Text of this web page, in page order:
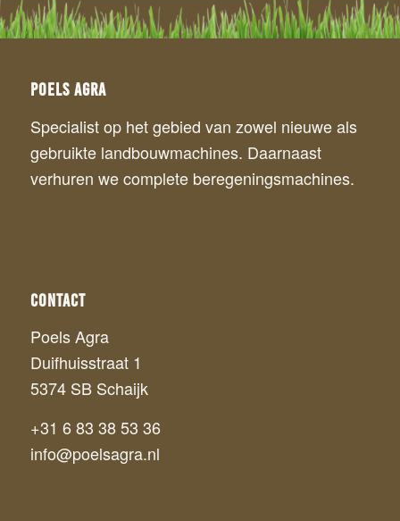
Poels Agra
Specialist op het gebied van zowel nieuwe als
gebruikte landbouwmachines. Daarnaast
verhuren we complete beregeningsmachines.
Contact
Poels Agra
Duifhuisstraat 1
5374 SB Schaijk
+31 6 83 38 53 36‬
info@poelsagra.nl